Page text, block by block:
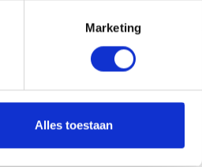
Marketing
Alles toestaan